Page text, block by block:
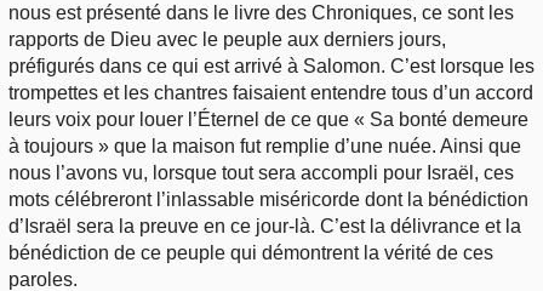
nous est présenté dans le livre des Chroniques, ce sont les
rapports de Dieu avec le peuple aux derniers jours,
préfigurés dans ce qui est arrivé à Salomon. C’est lorsque les
trompettes et les chantres faisaient entendre tous d’un accord
leurs voix pour louer l’Éternel de ce que « Sa bonté demeure
à toujours » que la maison fut remplie d’une nuée. Ainsi que
nous l’avons vu, lorsque tout sera accompli pour Israël, ces
mots célébreront l’inlassable miséricorde dont la bénédiction
d’Israël sera la preuve en ce jour-là. C’est la délivrance et la
bénédiction de ce peuple qui démontrent la vérité de ces
paroles.